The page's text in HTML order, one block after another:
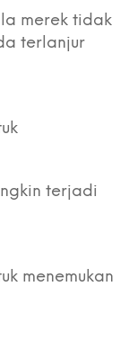
merek tidak
terlanjur
terjadi
menemukan